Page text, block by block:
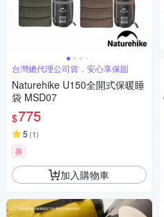
台灣總代理公司貨，安心享保固
Naturehike U150全開式保暖睡
袋 MSD07
$775
5 (1)
券
加入購物車